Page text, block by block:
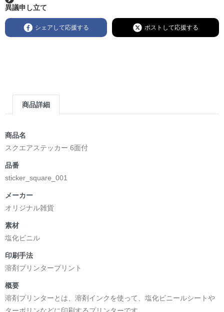
異議申し立て
シェアして応援する ポストして応援する
商品詳細
商品名
スクエアステッカー 6面付
品番
sticker_square_001
メーカー
オリジナル雑貨
素材
塩化ビニル
印刷手法
溶剤プリンタープリント
概要
溶剤プリンターとは、溶剤インクを使って、塩化ビニールシートや
ターポリンなどに印刷するプリンターです。